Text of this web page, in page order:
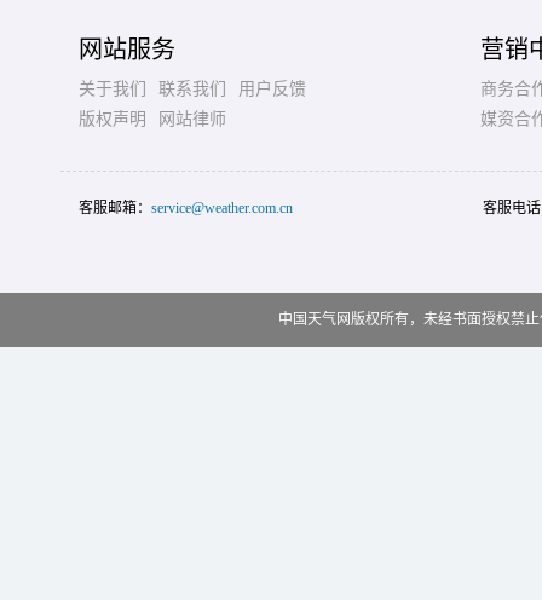
网站服务
关于我们 联系我们
用户反馈
版权声明
网站律师
营销
商务合
媒资合
客服邮箱： service@weather.com.cn 客服电
中国天气网版权所有，未经书面授权